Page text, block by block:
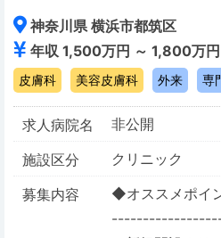
神奈川県 横浜市都筑区
年収 1,500万円 ～ 1,800万円
皮膚科 美容皮膚科 外来 専
求人病院名
非公開
施設区分
クリニック
募集内容
◆オススメポ